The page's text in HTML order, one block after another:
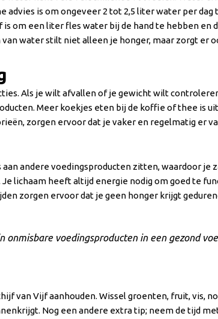
is om ongeveer 2 tot 2,5 liter water per
om een liter fles water bij de hand te hebben
water stilt niet alleen je honger, maar zorgt er
Als je wilt afvallen of je gewicht wilt
Meer koekjes eten bij de koffie of thee is
zorgen ervoor dat je vaker en regelmatig er
andere voedingsproducten zitten, waardoor
lichaam heeft altijd energie nodig om goed te
zorgen ervoor dat je geen honger krijgt
onmisbare voedingsproducten in een gezond
van Vijf aanhouden. Wissel groenten, fruit, vis,
Nog een andere extra tip; neem de tijd